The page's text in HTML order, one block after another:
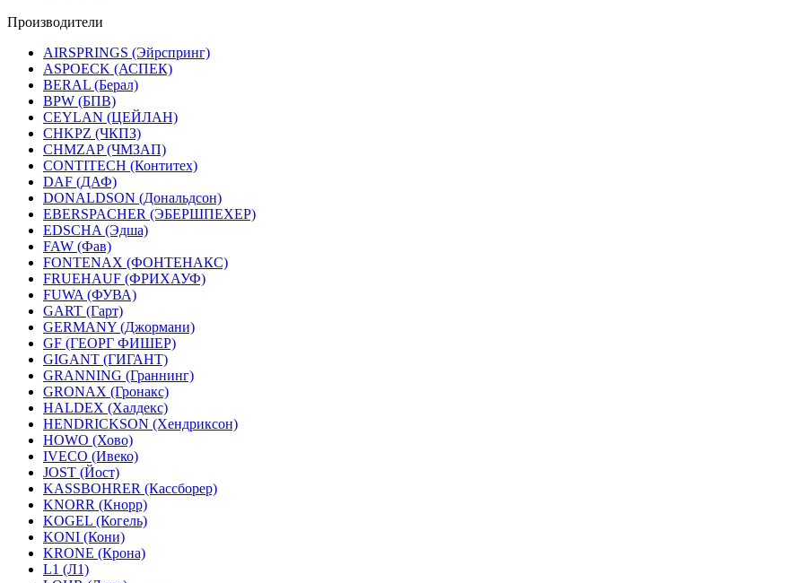
Производители
AIRSPRINGS (Эйрспринг)
ASPOECK (АСПЕК)
BERAL (Берал)
BPW (БПВ)
CEYLAN (ЦЕЙЛАН)
CHKPZ (ЧКПЗ)
CHMZAP (ЧМЗАП)
CONTITECH (Контитех)
DAF (ДАФ)
DONALDSON (Дональдсон)
EBERSPACHER (ЭБЕРШПЕХЕР)
EDSCHA (Эдша)
FAW (Фав)
FONTENAX (ФОНТЕНАКС)
FRUEHAUF (ФРИХАУФ)
FUWA (ФУВА)
GART (Гарт)
GERMANY (Джормани)
GF (ГЕОРГ ФИШЕР)
GIGANT (ГИГАНТ)
GRANNING (Граннинг)
GRONAX (Гронакс)
HALDEX (Халдекс)
HENDRICKSON (Хендриксон)
HOWO (Хово)
IVECO (Ивеко)
JOST (Йост)
KASSBOHRER (Касcборер)
KNORR (Кнорр)
KOGEL (Когель)
KONI (Кони)
KRONE (Крона)
L1 (Л1)